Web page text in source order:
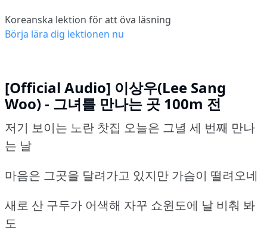
Koreanska lektion för att öva läsning
Börja lära dig lektionen nu
[Official Audio] 이상우(Lee Sang
Woo) - 그녀를 만나는 곳 100m 전
저기 보이는 노란 찻집 오늘은 그녈 세 번째 만나
는 날
마음은 그곳을 달려가고 있지만 가슴이 떨려오네
새로 산 구두가 어색해 자꾸 쇼윈도에 날 비춰 봐
도